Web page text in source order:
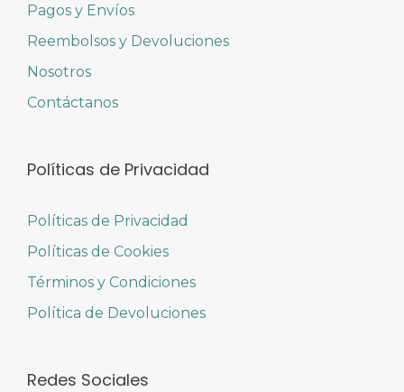
Pagos y Envíos
Reembolsos y Devoluciones
Nosotros
Contáctanos
Políticas de Privacidad
Políticas de Privacidad
Políticas de Cookies
Términos y Condiciones
Política de Devoluciones
Redes Sociales